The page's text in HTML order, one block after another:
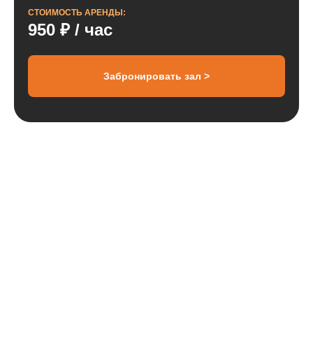
СТОИМОСТЬ АРЕНДЫ:
950 ₽ / час
Забронировать зал >